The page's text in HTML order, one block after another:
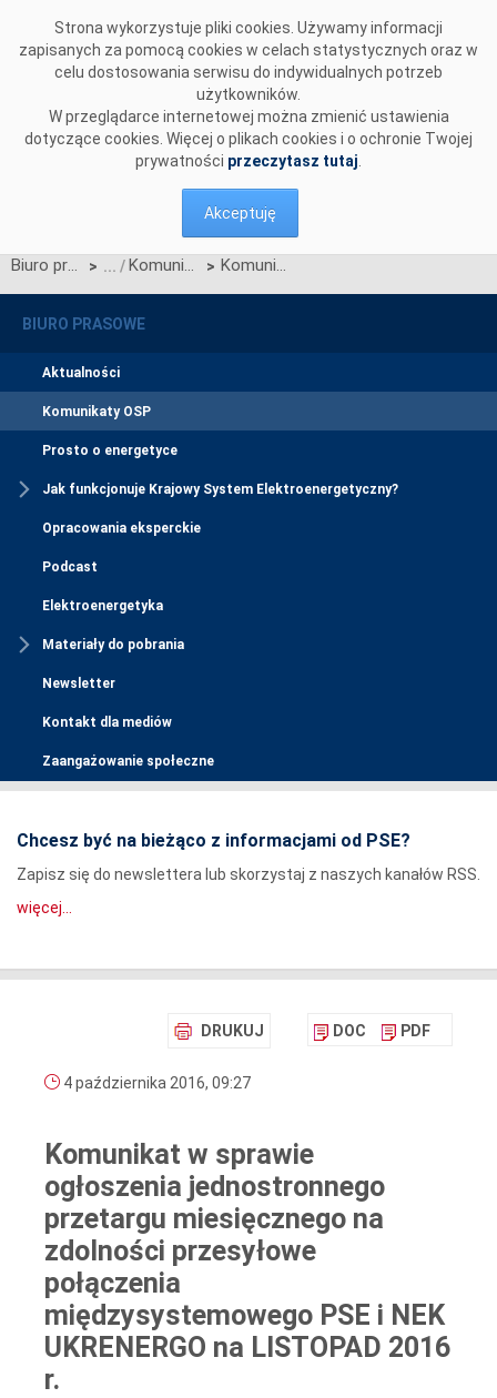
Strona wykorzystuje pliki cookies. Używamy informacji
zapisanych za pomocą cookies w celach statystycznych oraz w
celu dostosowania serwisu do indywidualnych potrzeb
użytkowników.
W przeglądarce internetowej można zmienić ustawienia
dotyczące cookies. Więcej o plikach cookies i o ochronie Twojej
prywatności przeczytasz tutaj
Akceptuję
Biuro prasowe > Komunikaty OSP > Komunikat w sprawie ogłoszenia jednostronnego przetargu miesięcznego na zdolności przesyłowe połączenia międzysystemowego PSE i NEK UKRENERGO na LISTOPAD 2016 r.
BIURO PRASOWE
Aktualności
Komunikaty OSP
Prosto o energetyce
Jak funkcjonuje Krajowy System Elektroenergetyczny?
Opracowania eksperckie
Podcast
Elektroenergetyka
Materiały do pobrania
Newsletter
Kontakt dla mediów
Zaangażowanie społeczne
Chcesz być na bieżąco z informacjami od PSE?
Zapisz się do newslettera lub skorzystaj z naszych kanałów RSS.
więcej...
DRUKUJ DOC PDF
4 października 2016, 09:27
Komunikat w sprawie
ogłoszenia jednostronnego
przetargu miesięcznego na
zdolności przesyłowe
połączenia
międzysystemowego PSE i NEK
UKRENERGO na LISTOPAD 2016
r.